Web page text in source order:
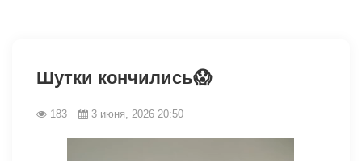
Шутки кончились😱
183 3 июня, 2026 20:50